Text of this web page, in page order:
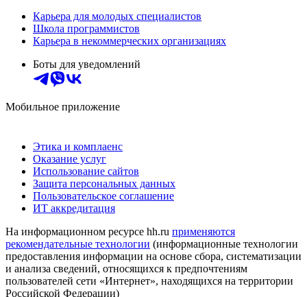
Карьера для молодых специалистов
Школа программистов
Карьера в некоммерческих организациях
Боты для уведомлений
Мобильное приложение
Этика и комплаенс
Оказание услуг
Использование сайтов
Защита персональных данных
Пользовательское соглашение
ИТ аккредитация
На информационном ресурсе hh.ru применяются
рекомендательные технологии (информационные технологии
предоставления информации на основе сбора, систематизации
и анализа сведений, относящихся к предпочтениям
пользователей сети «Интернет», находящихся на территории
Российской Федерации)